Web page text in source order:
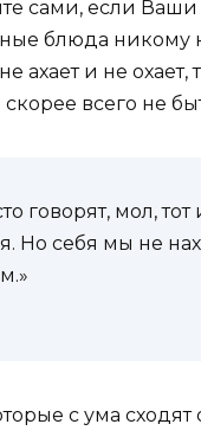
сами, если Ваши
блюда никому
ахает и не
всего не
говорят, мол,
Но себя мы не
с ума сходят